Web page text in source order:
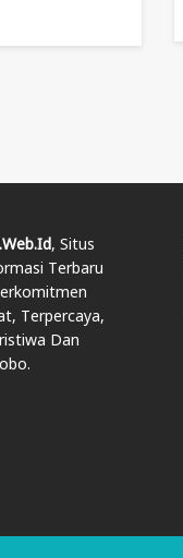
, Situs
Terbaru
Terpercaya,
Dan